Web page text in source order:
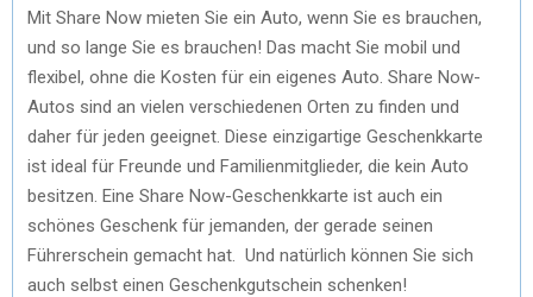
Mit Share Now mieten Sie ein Auto, wenn Sie es brauchen,
und so lange Sie es brauchen! Das macht Sie mobil und
flexibel, ohne die Kosten für ein eigenes Auto. Share Now-
Autos sind an vielen verschiedenen Orten zu finden und
daher für jeden geeignet. Diese einzigartige Geschenkkarte
ist ideal für Freunde und Familienmitglieder, die kein Auto
besitzen. Eine Share Now-Geschenkkarte ist auch ein
schönes Geschenk für jemanden, der gerade seinen
Führerschein gemacht hat. Und natürlich können Sie sich
auch selbst einen Geschenkgutschein schenken!